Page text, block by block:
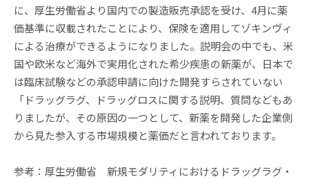
に、厚生労働省より国内での製造販売承認を受け、4月に薬
価基準に収載されたことにより、保険を適用してゾキンヴィ
による治療ができるようになりました。説明会の中でも、米
国や欧米など海外で実用化された希少疾患の新薬が、日本で
は臨床試験などの承認申請に向けた開発すらされていない
「ドラッグラグ、ドラッグロスに関する説明、質問などもあ
りましたが、その原因の一つとして、新薬を開発した企業側
から見た参入する市場規模と薬価だと言われております。
参考：厚生労働省 新規モダリティにおけるドラッグラグ・